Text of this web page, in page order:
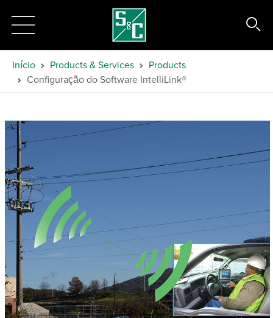
Início Products & Services
Products
Configuração do Software IntelliLink®